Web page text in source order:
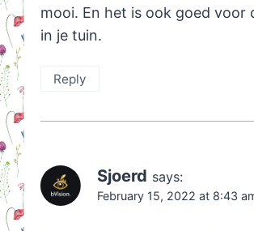
mooi. En het is ook goed voor
in je tuin.
Reply
Sjoerd says:
February 15, 2022 at 8:43